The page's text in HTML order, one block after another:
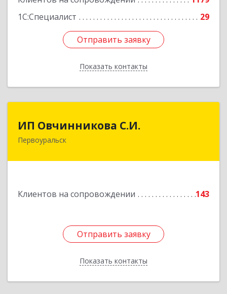
1С:Специалист
29
Отправить заявку
Показать контакты
Отправить заявку
Назад
ИП Овчинникова С.И.
Первоуральск
Клиентов на сопровождении 143
Отправить заявку
Показать контакты
623119, Свердловская обл, Первоуральск г,
Отправить заявку
Назад